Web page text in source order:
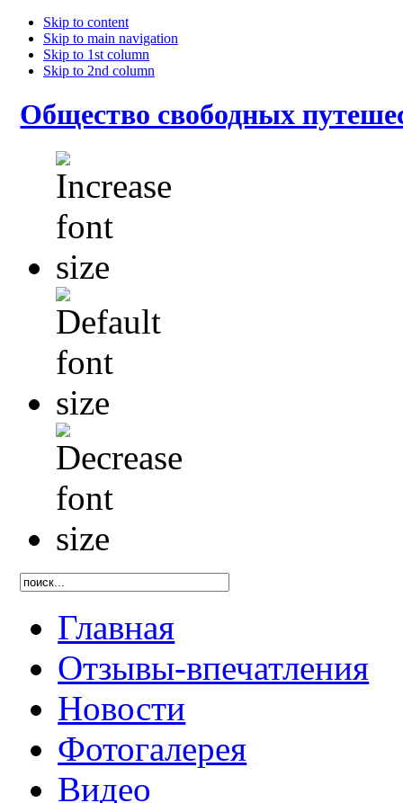
Skip to content
Skip to main navigation
Skip to 1st column
Skip to 2nd column
Общество свободных
Главная
Отзывы-впечатления
Новости
Фотогалерея
Видео